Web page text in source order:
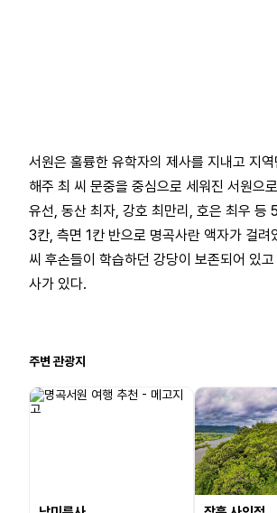
서원은 훌륭한 유학자의 제사를 지내고 지
해주 최 씨 문중을 중심으로 세워진 서원으
유선, 동산 최자, 강호 최만리, 호은 최우 등
3칸, 측면 1칸 반으로 명곡사란 액자가 걸
씨 후손들이 학습하던 강당이 보존되어 있
사가 있다.
주변 관광지